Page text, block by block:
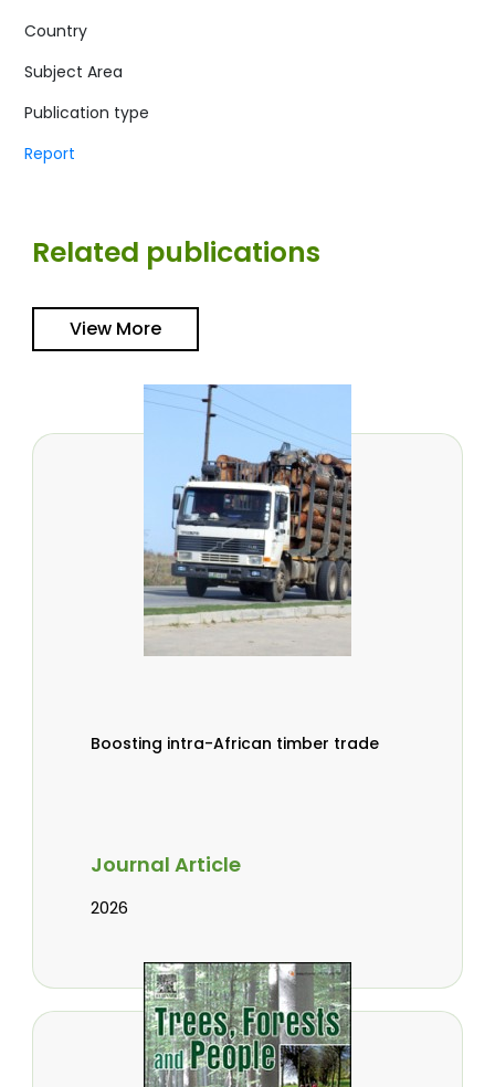
Country
Subject Area
Publication type
Report
Related publications
View More
Boosting intra-African timber trade
Journal Article
2026